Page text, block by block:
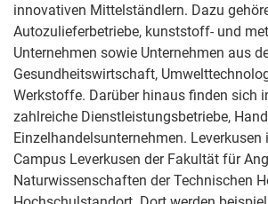
innovativen Mittelständlern. Dazu
Autozulieferbetriebe, kunststoff- und
Unternehmen sowie Unternehmen aus
Gesundheitswirtschaft,
Werkstoffe. Darüber hinaus finden sich
zahlreiche Dienstleistungsbetriebe,
Einzelhandelsunternehmen. Leverkusen
Campus Leverkusen der Fakultät für
Naturwissenschaften der Technischen